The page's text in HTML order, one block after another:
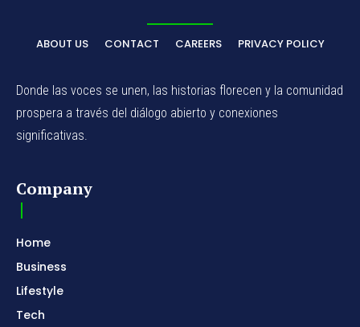
ABOUT US CONTACT CAREERS PRIVACY POLICY
Donde las voces se unen, las historias florecen y la comunidad
prospera a través del diálogo abierto y conexiones
significativas.
Company
Home
Business
Lifestyle
Tech